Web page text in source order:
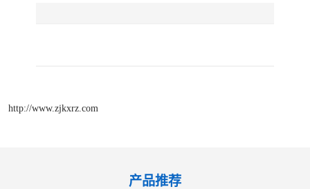
http://www.zjkxrz.com
产品推荐